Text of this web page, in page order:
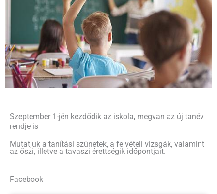
Szeptember 1-jén kezdődik az iskola, megvan az új tanév
rendje is
Mutatjuk a tanítási szünetek, a felvételi vizsgák, valamint
az őszi, illetve a tavaszi érettségik időpontjait.
Facebook